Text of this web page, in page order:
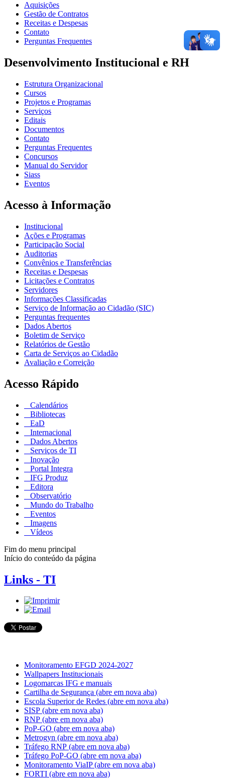
Aquisições
Gestão de Contratos
Receitas e Despesas
Contato
Perguntas Frequentes
Desenvolvimento Institucional e RH
Estrutura Organizacional
Cursos
Projetos e Programas
Serviços
Editais
Documentos
Contato
Perguntas Frequentes
Concursos
Manual do Servidor
Siass
Eventos
Acesso à Informação
Institucional
Ações e Programas
Participação Social
Auditorias
Convênios e Transferências
Receitas e Despesas
Licitações e Contratos
Servidores
Informações Classificadas
Serviço de Informação ao Cidadão (SIC)
Perguntas frequentes
Dados Abertos
Boletim de Serviço
Relatórios de Gestão
Carta de Serviços ao Cidadão
Avaliação e Correição
Acesso Rápido
Calendários
Bibliotecas
EaD
Internacional
Dados Abertos
Serviços de TI
Inovação
Portal Integra
IFG Produz
Editora
Observatório
Mundo do Trabalho
Eventos
Imagens
Vídeos
Fim do menu principal
Início do conteúdo da página
Links - TI
Monitoramento EFGD 2024-2027
Wallpapers Institucionais
Logomarcas IFG e manuais
Cartilha de Segurança (abre em nova aba)
Escola Superior de Redes (abre em nova aba)
SISP (abre em nova aba)
RNP (abre em nova aba)
PoP-GO (abre em nova aba)
Metrogyn (abre em nova aba)
Tráfego RNP (abre em nova aba)
Tráfego PoP-GO (abre em nova aba)
Monitoramento ViaIP (abre em nova aba)
FORTI (abre em nova aba)